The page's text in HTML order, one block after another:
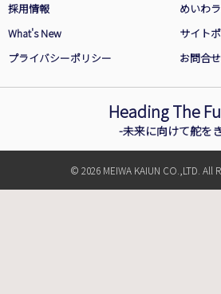
採用情報
めいわ
What's New
サイト
プライバシーポリシー
お問合せ
Heading The
-未来に向けて舵を
© 2026 MEIWA KAIUN CO.,LTD. All